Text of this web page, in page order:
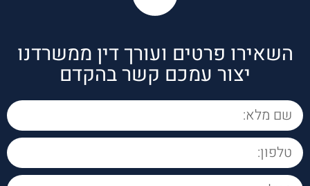
התיקי
ם
בצורה
מלווה
ות
השאירו פרטים ועורך דין ממשרדנו
יצור עמכם קשר בהקדם